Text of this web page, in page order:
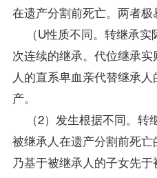
在遗产分割前死亡。两者极
（U性质不同。转继承实
次连续的继承。代位继承
人的直系卑血亲代替继承
产。
（2）发生根据不同。转
被继承人在遗产分割前死
乃基于被继承人的子女先于